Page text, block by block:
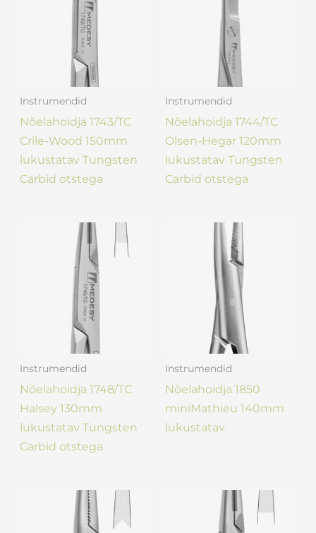
Instrumendid
Nõelahoidja 1743/TC
Crile-Wood 150mm
lukustatav Tungsten
Carbid otstega
Instrumendid
Nõelahoidja 1744/TC
Olsen-Hegar 120mm
lukustatav Tungsten
Carbid otstega
Instrumendid
Nõelahoidja 1748/TC
Halsey 130mm
lukustatav Tungsten
Carbid otstega
Instrumendid
Nõelahoidja 1850
miniMathieu 140mm
lukustatav